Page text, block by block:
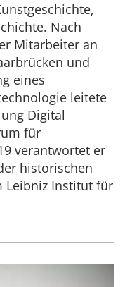
Nach
Mitarbeiter an
und
eines
leitete
Digital
für
verantwortet er
historischen
Leibniz Institut für